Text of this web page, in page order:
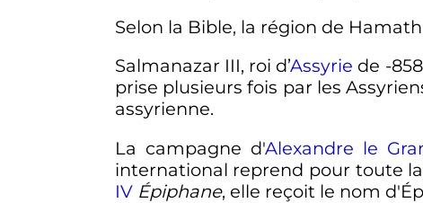
Selon la Bible, la région de
Salmanazar III, roi d’Assyrie de -
prise plusieurs fois par les
assyrienne.
La campagne d'Alexandre le
international reprend pour toute la
IV Épiphane, elle reçoit le nom